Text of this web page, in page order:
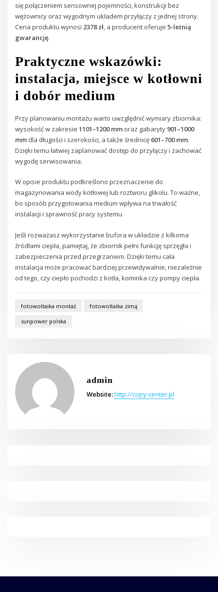
się połączeniem sensownej pojemności, konstrukcji bez
wężownicy oraz wygodnym układem przyłączy z jednej strony.
Cena produktu wynosi 2378 zł, a producent oferuje5-letnią
gwarancję.
Praktyczne wskazówki:
instalacja, miejsce w kotłowni
i dobór medium
Przy planowaniu montażu warto uwzględnić wymiary zbiornika:
wysokość w zakresie1101–1200 mm oraz gabaryty 901–1000
mm dla długości i szerokości, a także średnicę 601–700 mm.
Dzięki temu łatwiej zaplanować dostęp do przyłączy i zachować
wygodę serwisowania.
W opisie produktu podkreślono przeznaczenie do
magazynowania wody kotłowej lub roztworu glikolu. To ważne,
bo sposób przygotowania medium wpływa na trwałość
instalacji i sprawność pracy systemu.
Jeśli rozważasz wykorzystanie bufora w układzie z kilkoma
źródłami ciepła, pamiętaj, że zbiornik pełni funkcję sprzęgła i
zabezpieczenia przed przegrzaniem. Dzięki temu cała
instalacja może pracować bardziej przewidywalnie, niezależnie
od tego, czy ciepło pochodzi z kotła, kominka czy pompy ciepła.
fotowoltaika montaż fotowoltaika zimą
sunpower polska
admin
Website:http://copy-center.pl